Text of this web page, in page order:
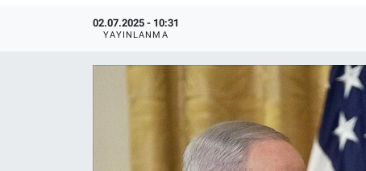
02.07.2025 - 10:31
YAYINLANMA